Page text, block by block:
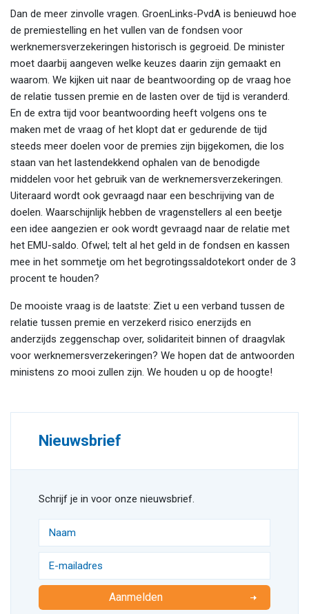
Dan de meer zinvolle vragen. GroenLinks-PvdA is benieuwd hoe
de premiestelling en het vullen van de fondsen voor
werknemersverzekeringen historisch is gegroeid. De minister
moet daarbij aangeven welke keuzes daarin zijn gemaakt en
waarom. We kijken uit naar de beantwoording op de vraag hoe
de relatie tussen premie en de lasten over de tijd is veranderd.
En de extra tijd voor beantwoording heeft volgens ons te
maken met de vraag of het klopt dat er gedurende de tijd
steeds meer doelen voor de premies zijn bijgekomen, die los
staan van het lastendekkend ophalen van de benodigde
middelen voor het gebruik van de werknemersverzekeringen.
Uiteraard wordt ook gevraagd naar een beschrijving van de
doelen. Waarschijnlijk hebben de vragenstellers al een beetje
een idee aangezien er ook wordt gevraagd naar de relatie met
het EMU-saldo. Ofwel; telt al het geld in de fondsen en kassen
mee in het sommetje om het begrotingssaldotekort onder de 3
procent te houden?
De mooiste vraag is de laatste: Ziet u een verband tussen de
relatie tussen premie en verzekerd risico enerzijds en
anderzijds zeggenschap over, solidariteit binnen of draagvlak
voor werknemersverzekeringen? We hopen dat de antwoorden
ministens zo mooi zullen zijn. We houden u op de hoogte!
Nieuwsbrief
Schrijf je in voor onze nieuwsbrief.
Aanmelden